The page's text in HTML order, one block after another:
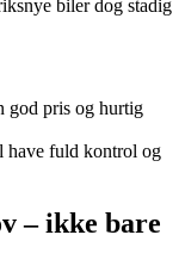
biler dog stadig
god pris og hurtig
have fuld kontrol og
– ikke bare